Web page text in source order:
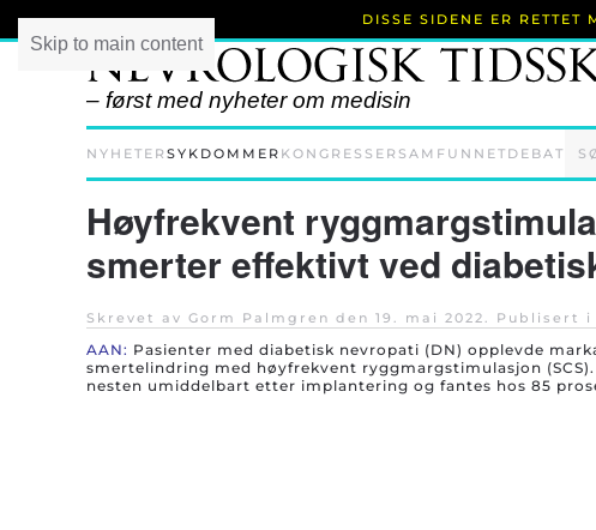
Skip to main content
– først med nyheter om medisin
NYHETER SYKDOMMER KONGRESSER SAMFUNNET DEBAT
DISSE SIDENE ER RETTET
Høyfrekvent
smerter effektivt ved
Skrevet av Gorm Palmgren den 19. mai 2022. Publisert i
AAN: Pasienter med diabetisk nevropati (DN) opplevde
smertelindring med høyfrekvent ryggmargstimulasjon
nesten umiddelbart etter implantering og fantes hos 85